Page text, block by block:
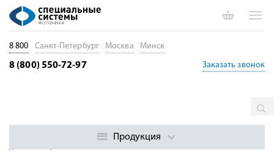
лазеры с диодной накачкой (DPSS)
DPSS лазеры желтого
8 800 Санкт-Петербург Москва Минск
8 (800) 550-72-97 Заказать звонок
Продукция